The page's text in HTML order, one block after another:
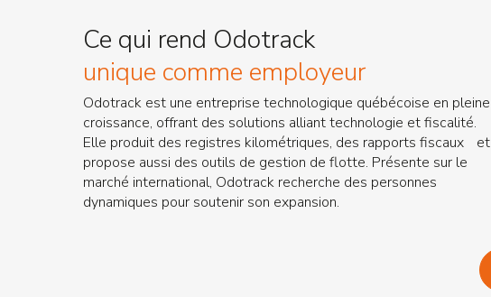
Ce qui rend Odotrack
unique comme employeur
Odotrack est une entreprise technologique québécoise en pleine
croissance, offrant des solutions alliant technologie et fiscalité.
Elle produit des registres kilométriques, des rapports fiscaux et
propose aussi des outils de gestion de flotte. Présente sur le
marché international, Odotrack recherche des personnes
dynamiques pour soutenir son expansion.